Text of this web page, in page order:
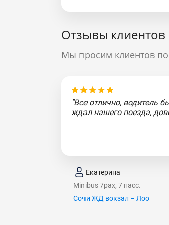
Отзывы клиентов
Мы просим клиентов
"Все отлично, водитель
ждал нашего поезда,
Екатерина
Minibus 7pax, 7 пасс.
Сочи ЖД вокзал – Лоо